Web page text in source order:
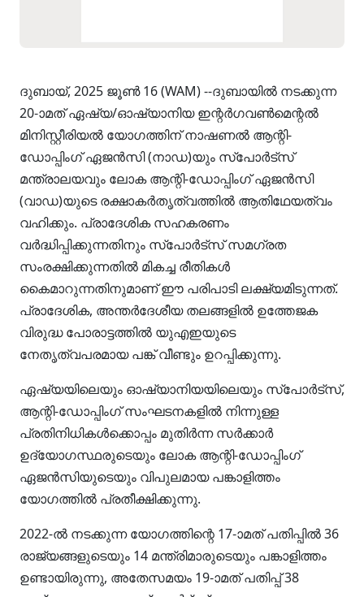
ദുബായ്, 2025 ജൂൺ 16 (WAM) --ദുബായിൽ നടക്കുന്ന
20-ാമത് ഏഷ്യ/ഓഷ്യാനിയ ഇന്റർഗവൺമെന്റൽ
മിനിസ്റ്റീരിയൽ യോഗത്തിന് നാഷണൽ ആന്റി-
ഡോപ്പിംഗ് ഏജൻസി (നാഡ)യും സ്‌പോർട്‌സ്
മന്ത്രാലയവും ലോക ആന്റി-ഡോപ്പിംഗ് ഏജൻസി
(വാഡ)യുടെ രക്ഷാകർതൃത്വത്തിൽ ആതിഥേയത്വം
വഹിക്കും. പ്രാദേശിക സഹകരണം
വർദ്ധിപ്പിക്കുന്നതിനും സ്‌പോർട്‌സ് സമഗ്രത
സംരക്ഷിക്കുന്നതിൽ മികച്ച രീതികൾ
കൈമാറുന്നതിനുമാണ് ഈ പരിപാടി ലക്ഷ്യമിടുന്നത്.
പ്രാദേശിക, അന്തർദേശീയ തലങ്ങളിൽ ഉത്തേജക
വിരുദ്ധ പോരാട്ടത്തിൽ യുഎഇയുടെ
നേതൃത്വപരമായ പങ്ക് വീണ്ടും ഉറപ്പിക്കുന്നു.
ഏഷ്യയിലെയും ഓഷ്യാനിയയിലെയും സ്‌പോർട്‌സ്,
ആന്റി-ഡോപ്പിംഗ് സംഘടനകളിൽ നിന്നുള്ള
പ്രതിനിധികൾക്കൊപ്പം മുതിർന്ന സർക്കാർ
ഉദ്യോഗസ്ഥരുടെയും ലോക ആന്റി-ഡോപ്പിംഗ്
ഏജൻസിയുടെയും വിപുലമായ പങ്കാളിത്തം
യോഗത്തിൽ പ്രതീക്ഷിക്കുന്നു.
2022-ൽ നടക്കുന്ന യോഗത്തിന്റെ 17-ാമത് പതിപ്പിൽ 36
രാജ്യങ്ങളുടെയും 14 മന്ത്രിമാരുടെയും പങ്കാളിത്തം
ഉണ്ടായിരുന്നു, അതേസമയം 19-ാമത് പതിപ്പ് 38